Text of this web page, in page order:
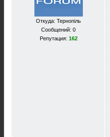
Откуда: Тернопiль
Сообщений: 0
Репутация: 162